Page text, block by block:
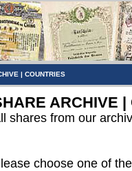
| COUNTRIES
ARCHIVE |
shares from our
choose one of